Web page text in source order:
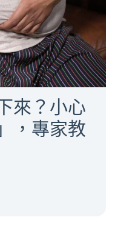
來？小心
，專家教